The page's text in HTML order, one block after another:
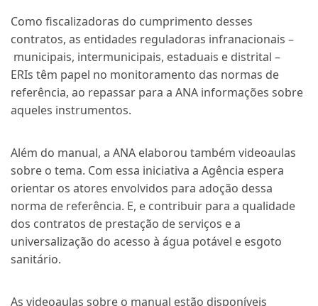
Como fiscalizadoras do cumprimento desses
contratos, as entidades reguladoras infranacionais –
municipais, intermunicipais, estaduais e distrital –
ERIs têm papel no monitoramento das normas de
referência, ao repassar para a ANA informações sobre
aqueles instrumentos.
Além do manual, a ANA elaborou também videoaulas
sobre o tema. Com essa iniciativa a Agência espera
orientar os atores envolvidos para adoção dessa
norma de referência. E, e contribuir para a qualidade
dos contratos de prestação de serviços e a
universalização do acesso à água potável e esgoto
sanitário.
As videoaulas sobre o manual estão disponíveis